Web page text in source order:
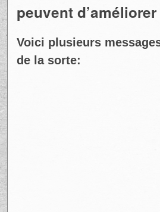
peuvent
Voici plusieurs
de la sorte: